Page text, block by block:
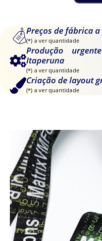
Preços de fábrica
(*) a ver quantidade
Produção
Itaperuna
(*) a ver quantidade
Criação de layout
(*) a ver quantidade